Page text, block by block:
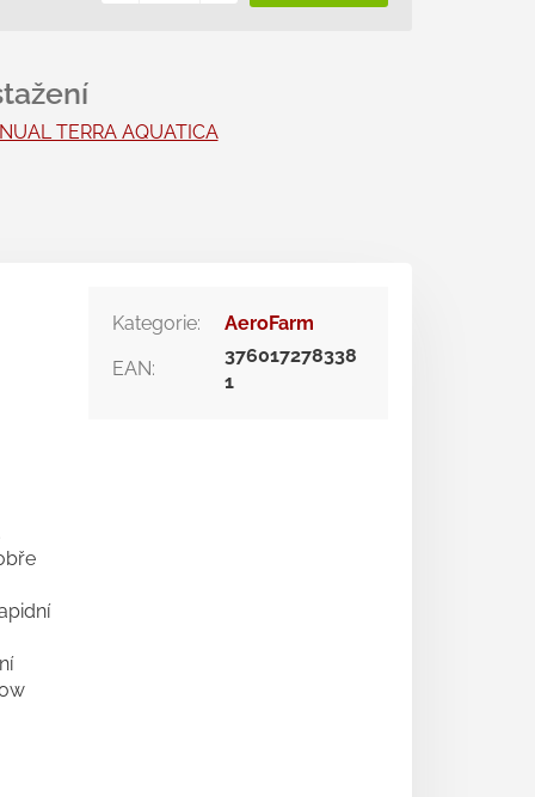
TERRA AQUATICA
Kategorie:
AeroFarm
EAN:
376017278338
1